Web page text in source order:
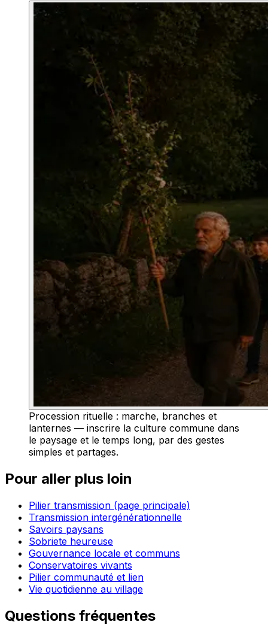
Procession rituelle : marche, branches et
lanternes — inscrire la culture commune dans
le paysage et le temps long, par des gestes
simples et partages.
Pour aller plus loin
Pilier transmission (page principale)
Transmission intergénérationnelle
Savoirs paysans
Sobriete heureuse
Gouvernance locale et communs
Conservatoires vivants
Pilier communauté et lien
Vie quotidienne au village
Questions fréquentes